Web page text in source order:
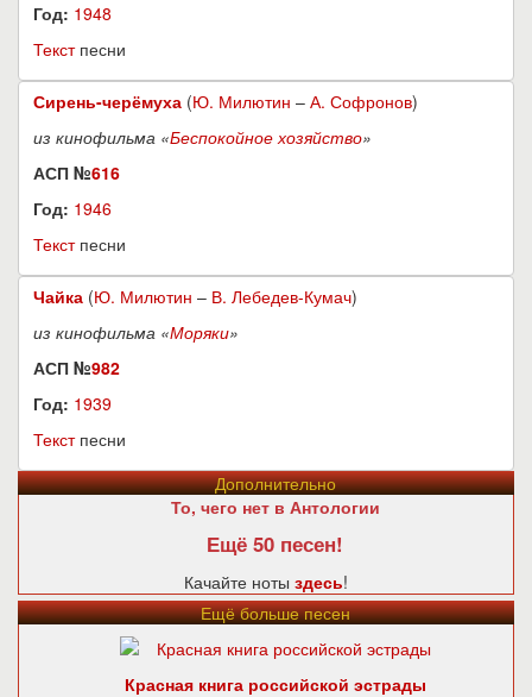
Год: 1948
Текстпесни
Сирень-черёмуха (Ю. Милютин – А. Софронов)
из кинофильма «Беспокойное хозяйство»
АСП №616
Год: 1946
Текстпесни
Чайка (Ю. Милютин – В. Лебедев-Кумач)
из кинофильма «Моряки»
АСП №982
Год: 1939
Текстпесни
Дополнительно
То, чего нет в Антологии
Ещё 50 песен!
Качайте ноты здесь!
Ещё больше песен
Красная книга российской эстрады